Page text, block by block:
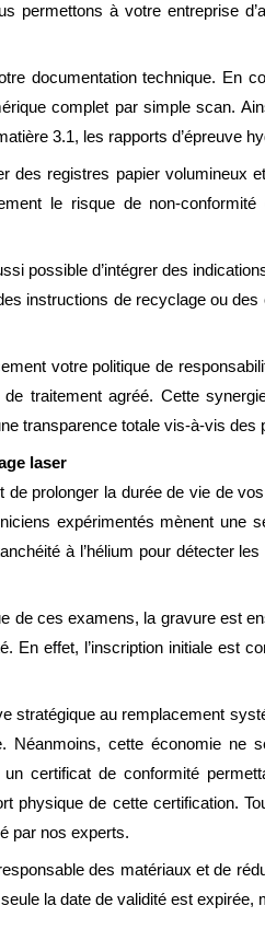
permettons à votre entreprise
documentation technique. En
complet par simple scan.
3.1, les rapports d’épreuve
des registres papier volumineux
le risque de non-
possible d’intégrer des
instructions de recyclage ou
votre politique de
traitement agréé. Cette
transparence totale vis-à-vis des
laser
prolonger la durée de vie de
expérimentés mènent une
à l’hélium pour détecter
de ces examens, la gravure est
En effet, l’inscription initiale est
stratégique au remplacement
Néanmoins, cette économie ne
certificat de conformité
physique de cette certification.
par nos experts.
des matériaux et de
la date de validité est